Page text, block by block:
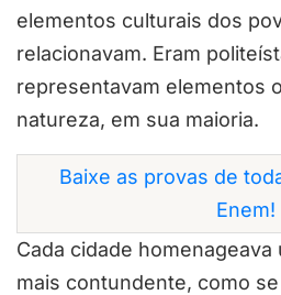
elementos culturais dos
relacionavam. Eram
representavam elementos
natureza, em sua maioria.
Baixe as provas de
Enem!
Cada cidade
mais contundente, como